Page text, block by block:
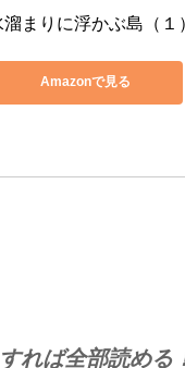
溜まりに浮かぶ島（
Amazonで見る
れば全部読める